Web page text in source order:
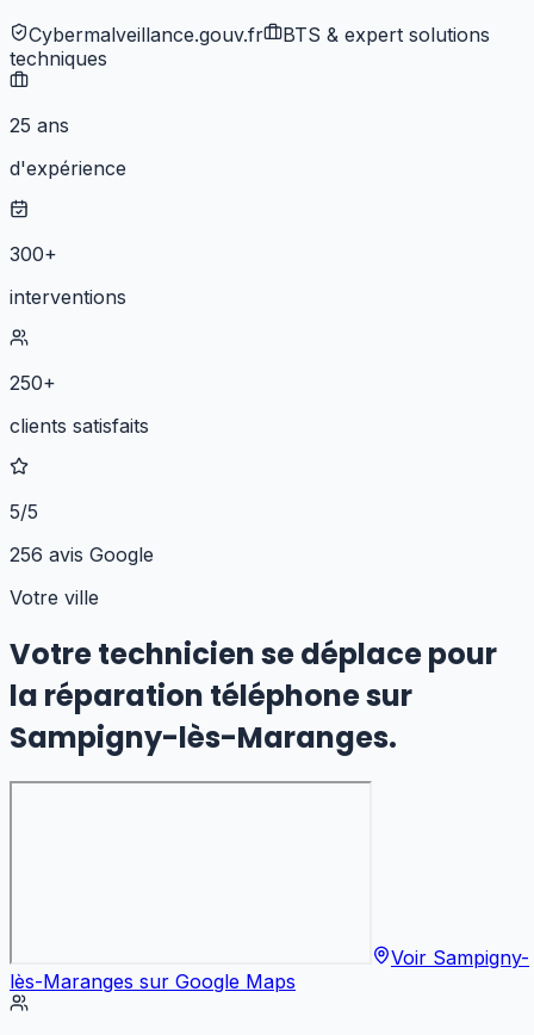
Cybermalveillance.gouv.fr
BTS & expert solutions
techniques
25 ans
d'expérience
300+
interventions
250+
clients satisfaits
5/5
256 avis Google
Votre ville
Votre technicien se déplace pour
la réparation téléphonesur
Sampigny-lès-Maranges.
Voir Sampigny-
lès-Maranges sur Google Maps